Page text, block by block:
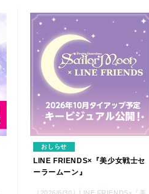
おしらせ
LINE FRIENDS×『美少女戦士セ
ーラームーン』